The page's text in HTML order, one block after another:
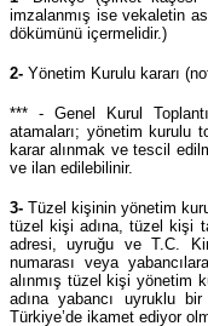
imzalanmış ise vekaletin
dökümünü içermelidir.)
2- Yönetim Kurulu kararı
*** - Genel Kurul
atamaları; yönetim kurulu
karar alınmak ve tescil
ve ilan edilebilinir.
3- Tüzel kişinin yönetim
tüzel kişi adına, tüzel kişi
adresi, uyruğu ve T.C.
numarası veya
alınmış tüzel kişi yönetim
adına yabancı uyruklu
Türkiye’de ikamet ediyor